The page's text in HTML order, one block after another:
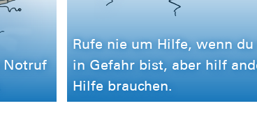
Notruf
Rufe nie um Hilfe, wenn
in Gefahr bist, aber hilf
Hilfe brauchen.